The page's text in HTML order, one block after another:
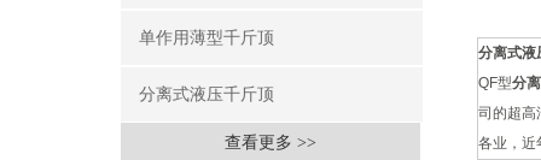
单作用薄型千斤顶
分离式液压千斤顶
查看更多 >>
分离式液
QF型分
司的超高
各业，近